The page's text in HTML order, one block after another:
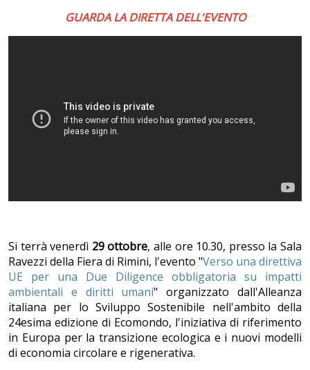
GUARDA LA DIRETTA DELL'EVENTO
Si terrà venerdì 29 ottobre, alle ore 10.30, presso la Sala
Ravezzi della Fiera di Rimini, l'evento "Verso una direttiva
UE per una Due Diligence obbligatoria su impatti
ambientali e diritti umani" organizzato dall'Alleanza
italiana per lo Sviluppo Sostenibile nell'ambito della
24esima edizione di Ecomondo, l'iniziativa di riferimento
in Europa per la transizione ecologica e i nuovi modelli
di economia circolare e rigenerativa.